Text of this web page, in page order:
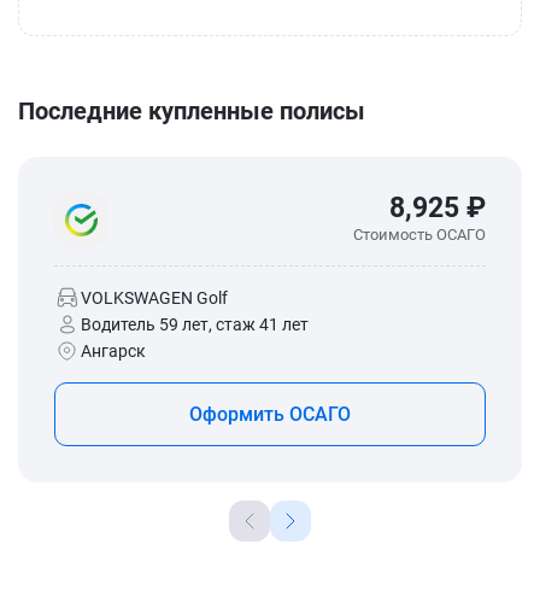
Последние купленные полисы
8,925 ₽
Стоимость ОСАГО
VOLKSWAGEN Golf
Водитель 59 лет, стаж 41 лет
Ангарск
Оформить ОСАГО